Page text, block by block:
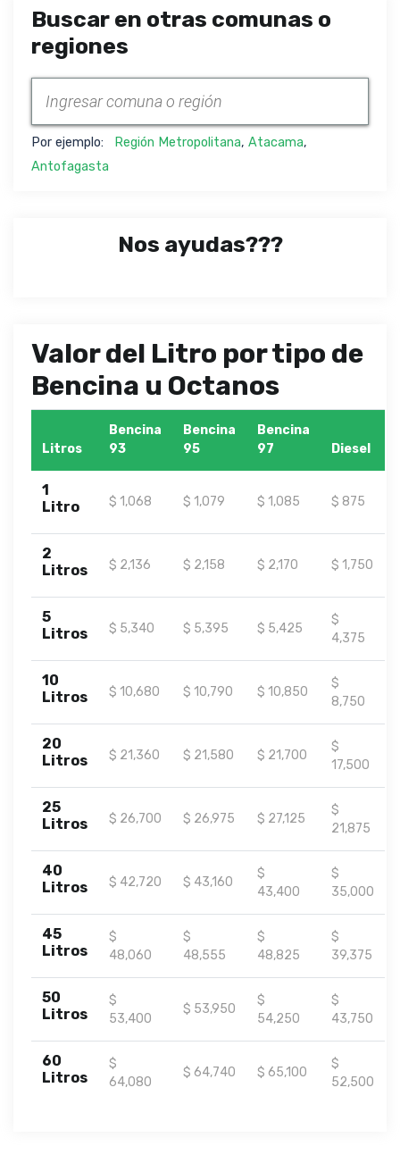
Buscar en otras comunas o
regiones
Por ejemplo: Región Metropolitana, Atacama,
Antofagasta
Nos ayudas???
Valor del Litro por tipo de
Bencina u Octanos
Litros
Bencina
93
Bencina
95
Bencina
97
Diesel
1
Litro
$ 1,068 $ 1,079 $ 1,085 $ 875
2
Litros
$ 2,136 $ 2,158 $ 2,170 $ 1,750
5
Litros
$ 5,340 $ 5,395 $ 5,425
$
4,375
10
Litros
$ 10,680 $ 10,790 $ 10,850
$
8,750
20
Litros
$ 21,360 $ 21,580 $ 21,700
$
17,500
25
Litros
$ 26,700 $ 26,975 $ 27,125
$
21,875
40
Litros
$ 42,720 $ 43,160
$
43,400
$
35,000
45
Litros
$
48,060
$
48,555
$
48,825
$
39,375
50
Litros
$
53,400
$ 53,950
$
54,250
$
43,750
60
Litros
$
64,080
$ 64,740 $ 65,100
$
52,500